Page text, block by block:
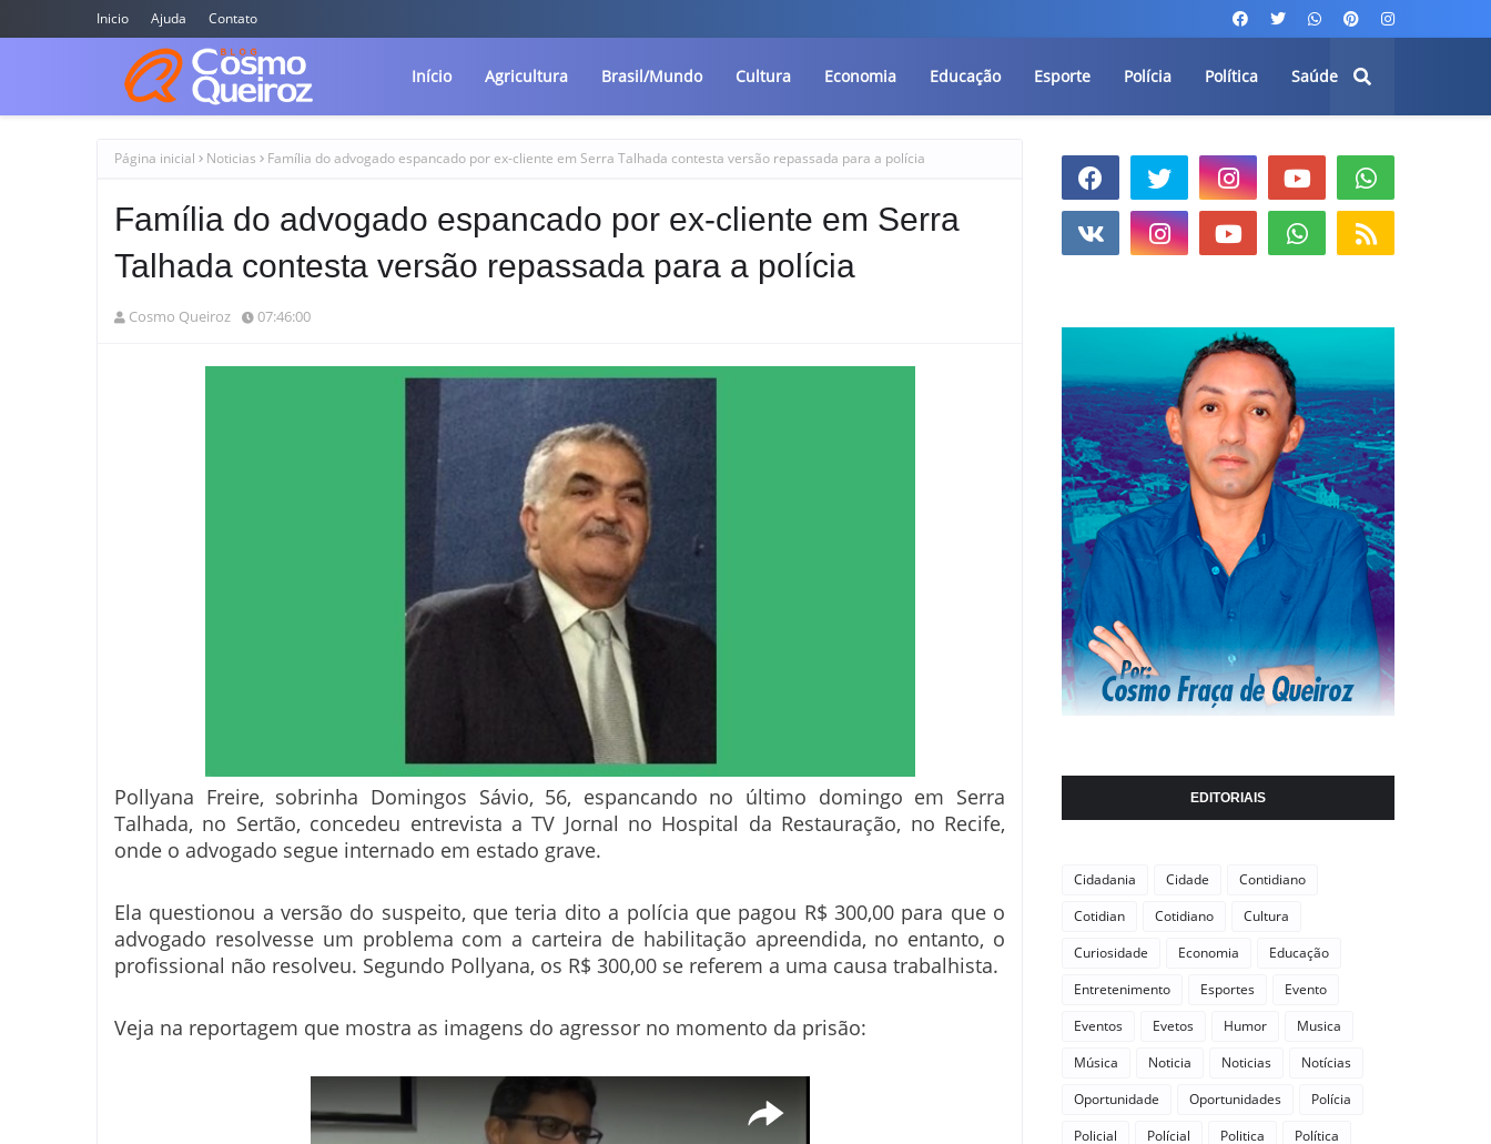
Inicio Ajuda Contato
Início Agricultura Brasil/Mundo Cultura Economia Educação Esporte Polícia Política Saúde
Página inicial Noticias Família do advogado espancado por ex-cliente em Serra Talhada contesta versão repassada para a polícia
Família do advogado espancado por ex-cliente em Serra
Talhada contesta versão repassada para a polícia
Cosmo Queiroz 07:46:00
Pollyana Freire, sobrinha Domingos Sávio, 56, espancando no último domingo em Serra
Talhada, no Sertão, concedeu entrevista a TV Jornal no Hospital da Restauração, no Recife,
onde o advogado segue internado em estado grave.
Ela questionou a versão do suspeito, que teria dito a polícia que pagou R$ 300,00 para que o
advogado resolvesse um problema com a carteira de habilitação apreendida, no entanto, o
profissional não resolveu. Segundo Pollyana, os R$ 300,00 se referem a uma causa trabalhista.
Veja na reportagem que mostra as imagens do agressor no momento da prisão:
EDITORIAIS
Cidadania Cidade
Contidiano
Cotidian
Cotidiano
Cultura
Curiosidade
Economia
Educação
Entretenimento
Esportes
Evento
Eventos
Evetos Humor
Musica
Música
Noticia Noticias
Notícias
Oportunidade
Oportunidades
Polícia
Policial
Polícial Politica
Política